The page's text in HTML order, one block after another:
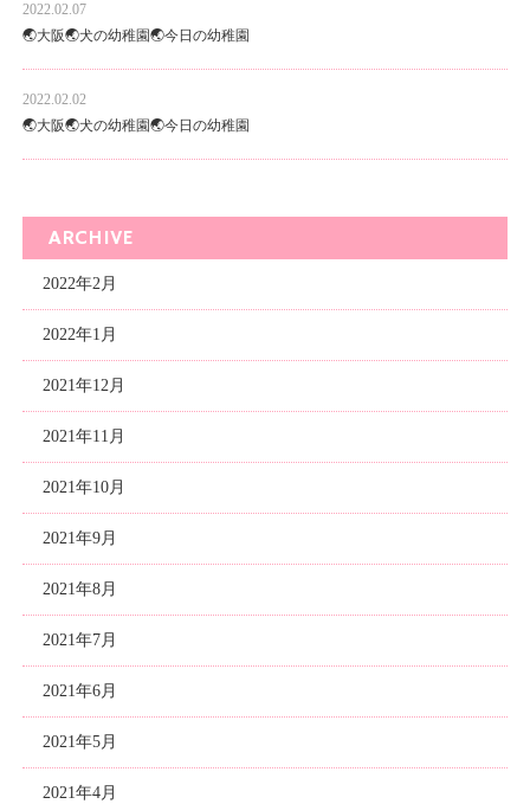
2022.02.07
🌏大阪🌏犬の幼稚園🌏今日の幼稚園
2022.02.02
🌏大阪🌏犬の幼稚園🌏今日の幼稚園
ARCHIVE
2022年2月
2022年1月
2021年12月
2021年11月
2021年10月
2021年9月
2021年8月
2021年7月
2021年6月
2021年5月
2021年4月